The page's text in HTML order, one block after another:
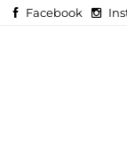
Facebook